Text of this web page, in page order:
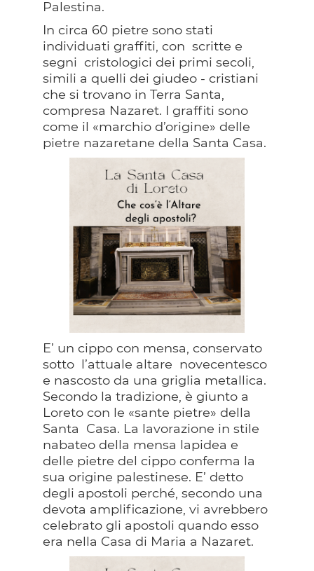
Palestina.
In circa 60 pietre sono stati
individuati graffiti, con scritte e
segni cristologici dei primi secoli,
simili a quelli dei giudeo - cristiani
che si trovano in Terra Santa,
compresa Nazaret. I graffiti sono
come il «marchio d’origine» delle
pietre nazaretane della Santa Casa.
E’ un cippo con mensa, conservato
sotto l’attuale altare novecentesco
e nascosto da una griglia metallica.
Secondo la tradizione, è giunto a
Loreto con le «sante pietre» della
Santa Casa. La lavorazione in stile
nabateo della mensa lapidea e
delle pietre del cippo conferma la
sua origine palestinese. E’ detto
degli apostoli perché, secondo una
devota amplificazione, vi avrebbero
celebrato gli apostoli quando esso
era nella Casa di Maria a Nazaret.